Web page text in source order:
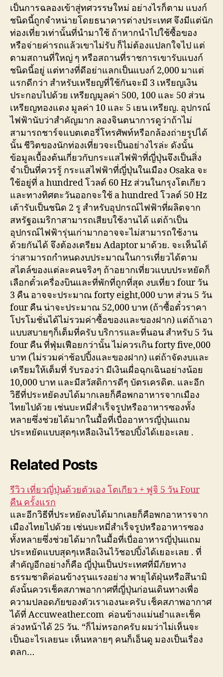
เป็นการฉลองเข้าสู่ทศวรรษใหม่ อย่างไรก็ตาม แบงก์
ชนิดนี้ถูกจำหน่ายโดยธนาคารต่างประเทศ จึงมีแต่นัก
ท่องเที่ยวเท่านั้นที่นำมาใช้ ถ้าหากนำไปใช้ซื้อของ
หรือจ่ายค่ารถแล้วเขาไม่รับ ก็ไม่ต้องแปลกใจไป แต่
ตามสถานที่ใหญ่ ๆ หรือสถานที่ราชการเขารับแบงก์
ชนิดนี้อยู่ แต่ทางที่ดีอย่าแลกเป็นแบงก์ 2,000 มาแต่
แรกดีกว่า สำหรับเหรียญที่ใช้กันจะมี 3 เหรียญเงิน
ประกอบไปด้วย เหรียญมูลค่า 500, 100 และ 50 ส่วน
เหรียญทองแดง มูลค่า 10 และ 5 เยน เหรียญ. อุปกรณ์
ไฟฟ้านับว่าสำคัญมาก ลองจินตนาการดูว่าถ้าไม่
สามารถชาร์จแบตเตอรี่โทรศัพท์หรือกล้องถ่ายรูปได้
นั้น ชีวิตของนักท่องเที่ยวจะเป็นอย่างไรล่ะ ดังนั้น
ข้อมูลเบื้องต้นเกี่ยวกับกระแสไฟฟ้าที่ญี่ปุ่นจึงเป็นสิ่ง
จำเป็นที่ควรรู้ กระแสไฟฟ้าที่ญี่ปุ่นในเมือง Osaka จะ
ใช้อยู่ที่ a hundred โวลต์ 60 Hz ส่วนในกรุงโตเกียว
และทางทิศตะวันออกจะใช้ a hundred โวลต์ 50 Hz
เต้ารับเป็นชนิด 2 รู สำหรับอุปกรณ์ไฟฟ้าที่ผลิตจาก
สหรัฐอเมริกาสามารถเสียบใช้งานได้ แต่ถ้าเป็น
อุปกรณ์ไฟฟ้ารุ่นเก่ามากอาจจะไม่สามารถใช้งาน
ด้วยกันได้ จึงต้องเตรียม Adaptor มาด้วย. จะเห็นได้
ว่าสามารถกำหนดงบประมาณในการเที่ยวได้ตาม
สไตล์ของแต่ละคนจริงๆ ถ้าอยากเที่ยวแบบประหยัดก็
เลือกตั๋วเครื่องบินและที่พักที่ถูกที่สุด งบเที่ยว four วัน
3 คืน อาจจะประมาณ forty eight,000 บาท ส่วน 5 วัน
four คืน น่าจะประมาณ 52,000 บาท (ถ้าซื้อตั๋วราคา
โปรโมชั่นได้ไม่รวมค่าซื้อของและของฝาก) แต่ถ้าเอา
แบบสบายๆก็เต็มที่ครับ บริการและที่นอน สำหรับ 5 วัน
four คืน ที่ฟุ่มเฟือยกว่านั้น ไม่ควรเกิน forty five,000
บาท (ไม่รวมค่าช้อปปิ้งและของฝาก) แต่ถ้าจัดงบและ
เตรียมให้เต็มที่ รับรองว่า มีเงินเผื่อฉุกเฉินอย่างน้อย
10,000 บาท และมีสวัสดิการดีๆ บัตรเครดิต. และอีก
วิธีที่ประหยัดงบได้มากเลยก็คือพกอาหารจากเมือง
ไทยไปด้วย เช่นบะหมี่สำเร็จรูปหรืออาหารซองทั้ง
หลายซึ่งช่วยได้มากในมื้อที่เบื่ออาหารญี่ปุ่นแถม
ประหยัดแบบสุดๆเหลือเงินไว้ชอปปิ้งได้เยอะเลย .
Related Posts
รีวิว เที่ยวญี่ปุ่นด้วยตัวเอง โตเกียว + ฟูจิ 5 วัน Four
คืน ครั้งแรก
และอีกวิธีที่ประหยัดงบได้มากเลยก็คือพกอาหารจาก
เมืองไทยไปด้วย เช่นบะหมี่สำเร็จรูปหรืออาหารซอง
ทั้งหลายซึ่งช่วยได้มากในมื้อที่เบื่ออาหารญี่ปุ่นแถม
ประหยัดแบบสุดๆเหลือเงินไว้ชอปปิ้งได้เยอะเลย . ที่
สำคัญอีกอย่างก็คือ ญี่ปุ่นเป็นประเทศที่มีภัยทาง
ธรรมชาติค่อนข้างรุนแรงอย่าง พายุไต้ฝุ่นหรือสึนามิ
ดังนั้นควรเช็คสภาพอากาศที่ญี่ปุ่นก่อนเดินทางเพื่อ
ความปลอดภัยของตัวเราเองนะครับ เช็คสภาพอากาศ
ได้ที่ Accuweather.com ค่อนข้างแม่นยำและเช็ค
ล่วงหน้าได้ 25 วัน. “ก็ไม่หรอกครับ ผมว่าไม่เห็นจะ
เป็นอะไรเลยนะ เห็นหลายๆ คนก็เอ็นดู มองเป็นเรื่อง
ตลก…